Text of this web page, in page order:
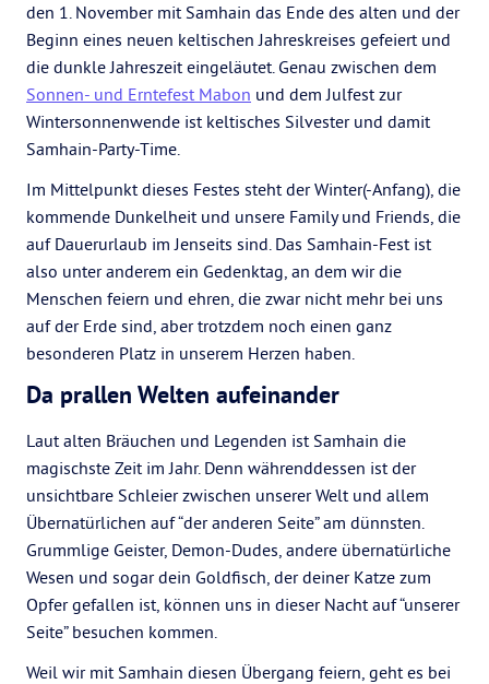
den 1. November mit Samhain das Ende des alten und der
Beginn eines neuen keltischen Jahreskreises gefeiert und
die dunkle Jahreszeit eingeläutet. Genau zwischen dem
Sonnen- und Erntefest Mabon und dem Julfest zur
Wintersonnenwende ist keltisches Silvester und damit
Samhain-Party-Time.
Im Mittelpunkt dieses Festes steht der Winter(-Anfang), die
kommende Dunkelheit und unsere Family und Friends, die
auf Dauerurlaub im Jenseits sind. Das Samhain-Fest ist
also unter anderem ein Gedenktag, an dem wir die
Menschen feiern und ehren, die zwar nicht mehr bei uns
auf der Erde sind, aber trotzdem noch einen ganz
besonderen Platz in unserem Herzen haben.
Da prallen Welten aufeinander
Laut alten Bräuchen und Legenden ist Samhain die
magischste Zeit im Jahr. Denn währenddessen ist der
unsichtbare Schleier zwischen unserer Welt und allem
Übernatürlichen auf “der anderen Seite” am dünnsten.
Grummlige Geister, Demon-Dudes, andere übernatürliche
Wesen und sogar dein Goldfisch, der deiner Katze zum
Opfer gefallen ist, können uns in dieser Nacht auf “unserer
Seite” besuchen kommen.
Weil wir mit Samhain diesen Übergang feiern, geht es bei